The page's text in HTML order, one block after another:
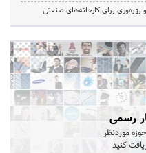
برای کارخانه‌های صنعتی
رسمی
موردنظر
کنید